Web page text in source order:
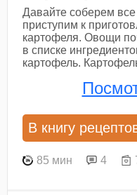
Давайте соберем
приступим к
картофеля. Овощи
в списке
картофель.
В книгу
85 мин 4